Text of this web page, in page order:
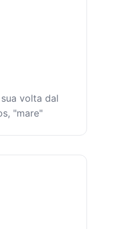
volta dal
"mare"